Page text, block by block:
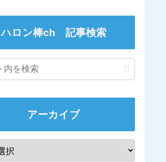
ハロン棒ch 記事検索
アーカイブ